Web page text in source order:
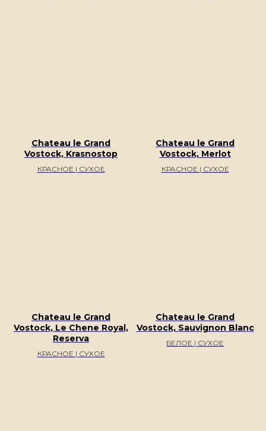
Chateau le Grand
Vostock, Krasnostop
КРАСНОЕ | СУХОЕ
Chateau le Grand
Vostock, Merlot
КРАСНОЕ | СУХОЕ
Chateau le Grand
Vostock, Le Chene Royal,
Reserva
КРАСНОЕ | СУХОЕ
Chateau le Grand
Vostock, Sauvignon Blanc
БЕЛОЕ | СУХОЕ